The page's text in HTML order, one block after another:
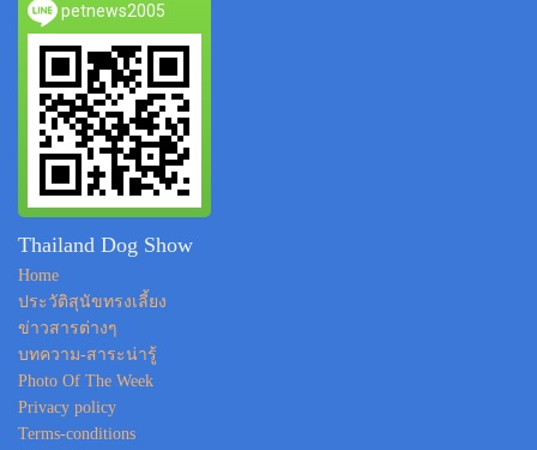
petnews2005
Thailand Dog Show
Home
ประวัติสุนัขทรงเลี้ยง
ข่าวสารต่างๆ
บทความ-สาระน่ารู้
Photo Of The Week
Privacy policy
Terms-conditions